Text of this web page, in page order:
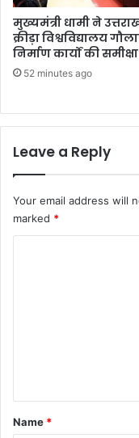
मुख्यमंत्री धामी ने
क्रीड़ा विश्वविद्यालय
निर्माण कार्यों की
52 minutes ago
Leave a Reply
Your email address will
marked *
*
Name *